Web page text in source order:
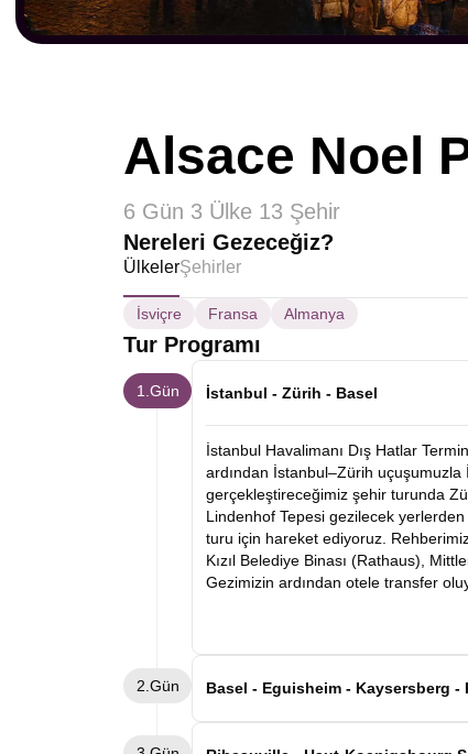
Alsace Noel
6 Gün 3 Ülke 13 Şehir
Nereleri Gezeceğiz?
ÜlkelerŞehirler
İsviçre Fransa Almanya
Tur Programı
1.Gün İstanbul - Zürih - Basel
İstanbul Havalimanı Dış Hatlar
ardından İstanbul–Zürih uçuşumuzla
gerçekleştireceğimiz şehir turunda
Lindenhof Tepesi gezilecek yerlerden
turu için hareket ediyoruz.
Kızıl Belediye Binası (Rathaus),
Gezimizin ardından otele transfer
2.Gün Basel - Eguisheim - Kaysersberg